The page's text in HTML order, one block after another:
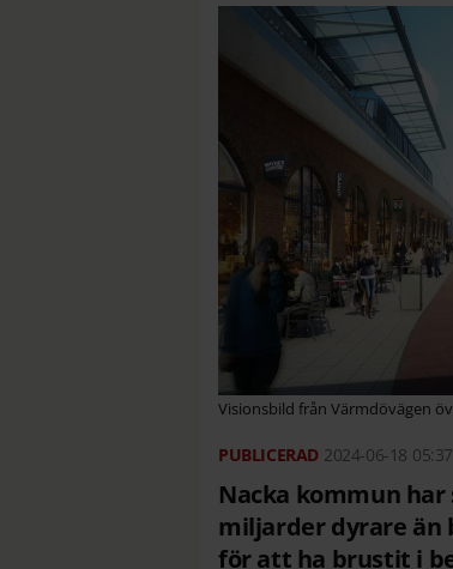
Visionsbild från Värmdövägen
2024-06-18 05:37
Nacka kommun
miljarder dyrare än
för att ha brustit i